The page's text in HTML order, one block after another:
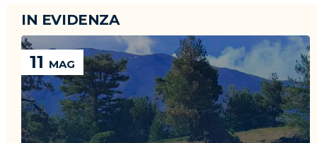
IN EVIDENZA
11 MAG